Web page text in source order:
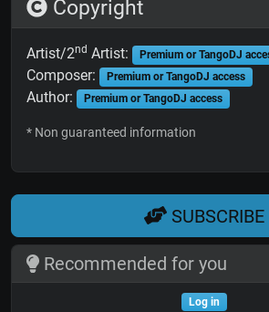
Copyright
Artist/2nd Artist: Premium or TangoDJ
Composer: Premium or TangoDJ access
Author: Premium or TangoDJ access
* Non guaranteed information
SUBSCRIBE
Recommended for you
Log in